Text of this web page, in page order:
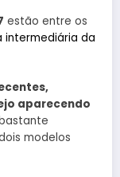
estão entre os
intermediária da
aparecendo
modelos